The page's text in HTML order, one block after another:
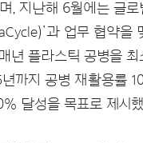
, 지난해 6월에는 글로
과 업무 협약을
년 플라스틱 공병을 최
까지 공병 재활용률
달성을 목표로 제시